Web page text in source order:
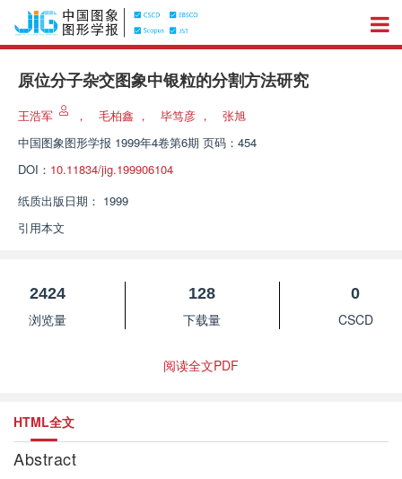
原位分子杂交图象中银粒的分割方法研究
王浩军 ， 毛柏鑫 ， 毕笃彦 ，
张旭
中国图象图形学报 1999年4卷第6期 页码：454
DOI： 10.11834/jig.199906104
纸质出版日期： 1999
引用本文
2424
浏览量
128
下载量
0
CSCD
阅读全文PDF
HTML全文
Abstract